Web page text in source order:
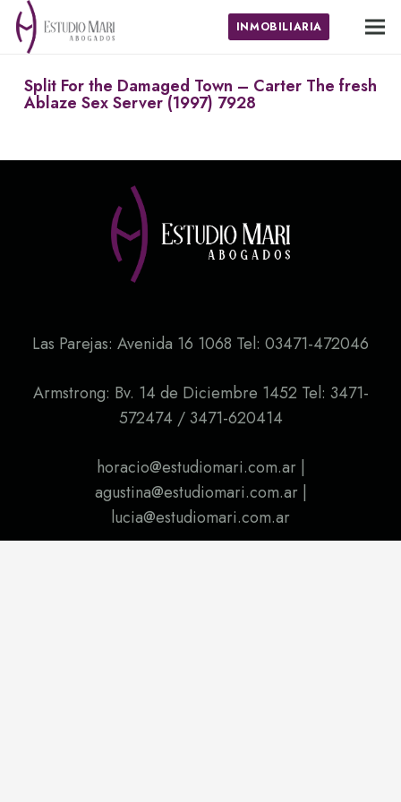
INMOBILIARIA
Split For the Damaged Town – Carter The fresh
Ablaze Sex Server (1997) 7928
Las Parejas: Avenida 16 1068 Tel: 03471-472046
Armstrong: Bv. 14 de Diciembre 1452 Tel: 3471-
572474 / 3471-620414
horacio@estudiomari.com.ar |
agustina@estudiomari.com.ar |
lucia@estudiomari.com.ar